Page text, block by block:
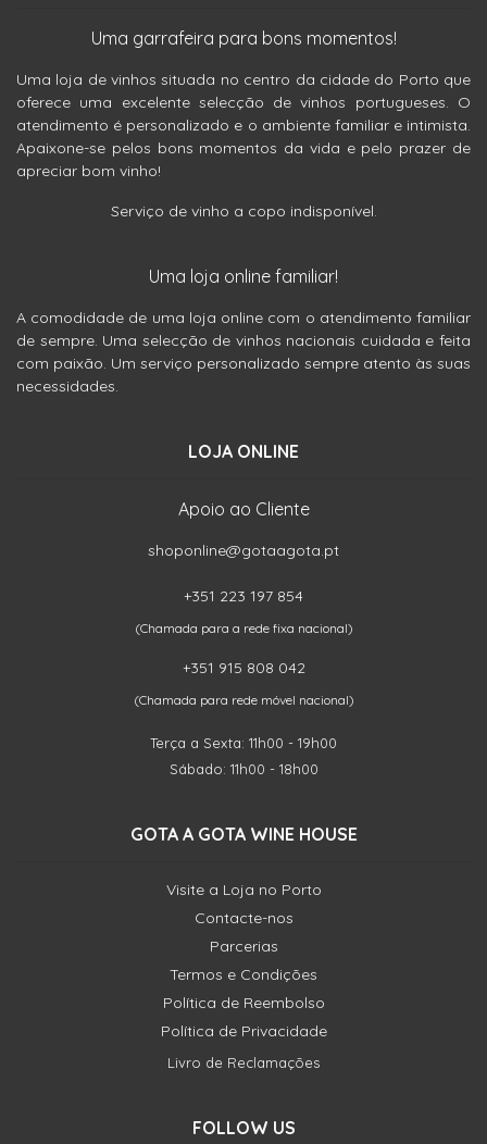
Uma garrafeira para bons momentos!
Uma loja de vinhos situada no centro da cidade do Porto que
oferece uma excelente selecção de vinhos portugueses. O
atendimento é personalizado e o ambiente familiar e intimista.
Apaixone-se pelos bons momentos da vida e pelo prazer de
apreciar bom vinho!
Serviço de vinho a copo indisponível.
Uma loja online familiar!
A comodidade de uma loja online com o atendimento familiar
de sempre. Uma selecção de vinhos nacionais cuidada e feita
com paixão. Um serviço personalizado sempre atento às suas
necessidades.
LOJA ONLINE
Apoio ao Cliente
shoponline@gotaagota.pt
+351 223 197 854
(Chamada para a rede fixa nacional)
+351 915 808 042
(Chamada para rede móvel nacional)
Terça a Sexta: 11h00 - 19h00
Sábado: 11h00 - 18h00
GOTA A GOTA WINE HOUSE
Visite a Loja no Porto
Contacte-nos
Parcerias
Termos e Condições
Política de Reembolso
Política de Privacidade
Livro de Reclamações
FOLLOW US